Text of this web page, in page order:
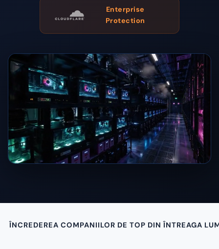
Enterprise
Protection
ÎNCREDEREA COMPANIILOR DE TOP DIN ÎNTREAGA